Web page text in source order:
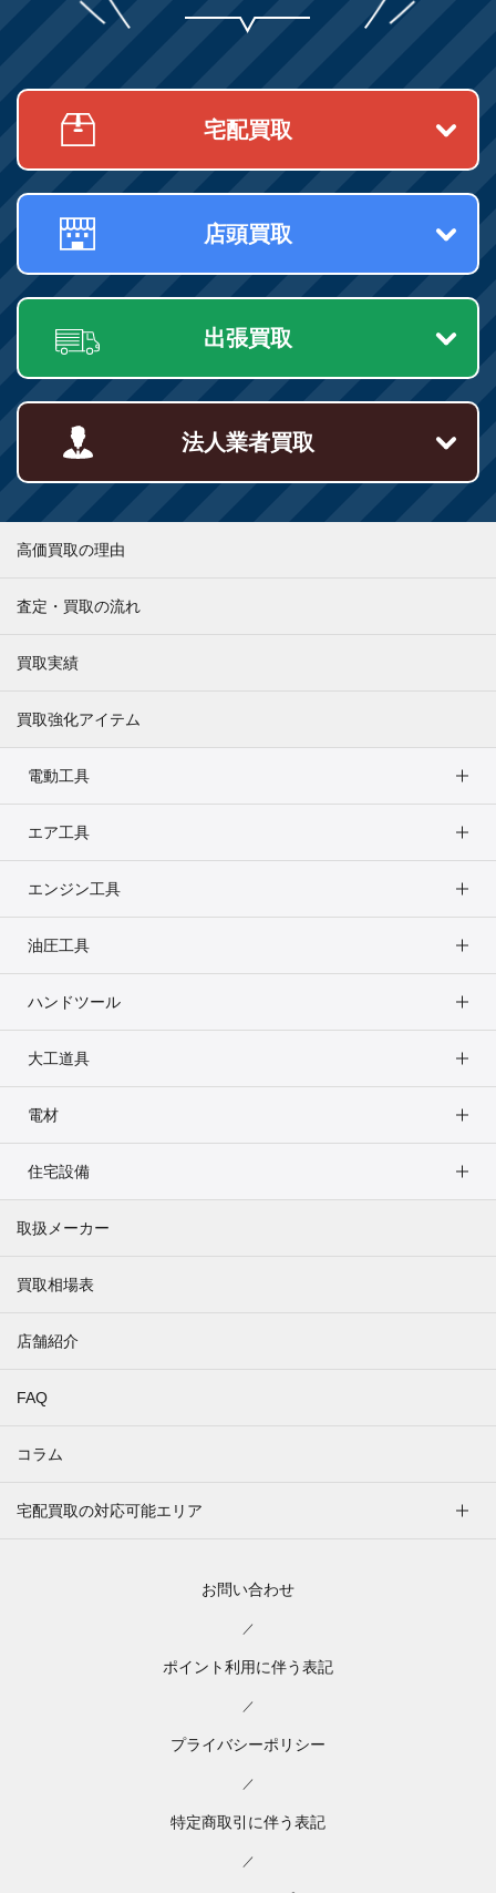
宅配買取
店頭買取
出張買取
法人業者買取
高価買取の理由
査定・買取の流れ
買取実績
買取強化アイテム
電動工具
エア工具
エンジン工具
油圧工具
ハンドツール
大工道具
電材
住宅設備
取扱メーカー
買取相場表
店舗紹介
FAQ
コラム
宅配買取の対応可能エリア
お問い合わせ
／
ポイント利用に伴う表記
／
プライバシーポリシー
／
特定商取引に伴う表記
／